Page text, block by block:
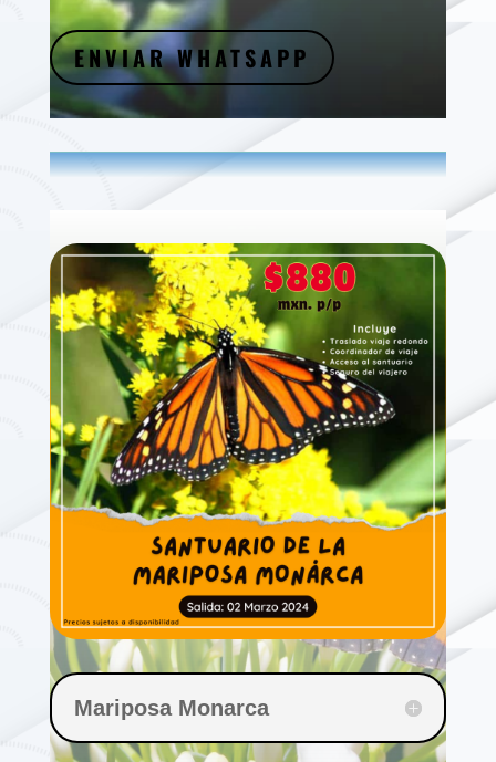
ENVIAR WHATSAPP
Mariposa Monarca